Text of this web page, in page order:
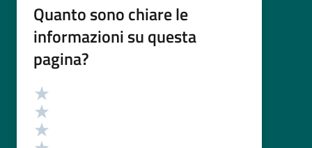
Quanto sono chiare le
informazioni su questa
pagina?
Valutazione